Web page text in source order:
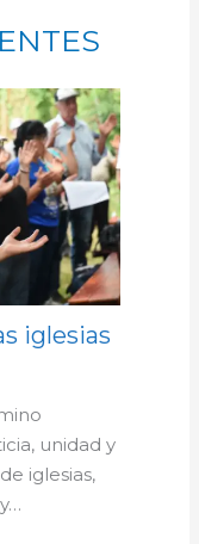
iglesias
unidad y
iglesias,